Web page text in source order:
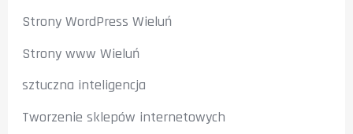
Strony WordPress Wieluń
Strony www Wieluń
sztuczna inteligencja
Tworzenie sklepów internetowych